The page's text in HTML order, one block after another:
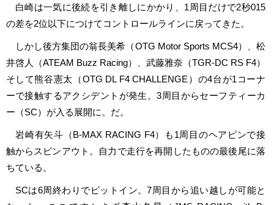
白崎は一気に後続を引き離しにかかり、1周目だけで2秒015
の差を2位以下につけてコントロールラインに戻ってきた。
しかし後方集団の翁長美希（OTG Motor Sports MCS4）、松
井啓人（ATEAM Buzz Racing）、武藤雅奈（TGR-DC RS F4）
そして熊谷憲太（OTG DL F4 CHALLENGE）の4台が1コーナ
ーで接触するアクシデントが発生。3周目からセーフティーカ
ー（SC）が入る展開に。だ。
岩崎有矢斗（B-MAX RACING F4）も1周目のヘアピンで接
触からスピンアウト。自力で走行を再開したものの最後尾に落
ちている。
SCは6周終わりでピットイン。7周目から追い越しが可能と